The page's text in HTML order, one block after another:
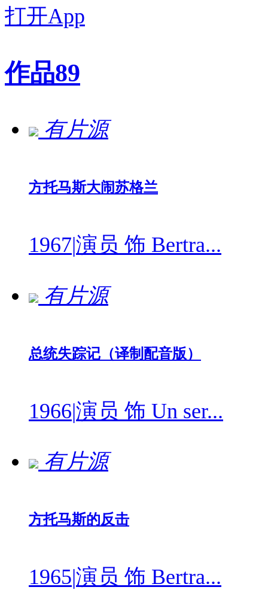
打开App
作品89
有片源
方托马斯大闹苏格兰
1967|演员 饰 Bertra...
有片源
总统失踪记（译制配音版）
1966|演员 饰 Un ser...
有片源
方托马斯的反击
1965|演员 饰 Bertra...